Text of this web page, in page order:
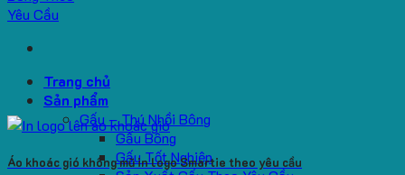
Trang chủ
Sản phẩm
Gấu – Thú Nhồi Bông
Gấu Bông
Gấu Tốt Nghiệp
Áo khoác gió không mũ in logo Smartie theo yêu cầu